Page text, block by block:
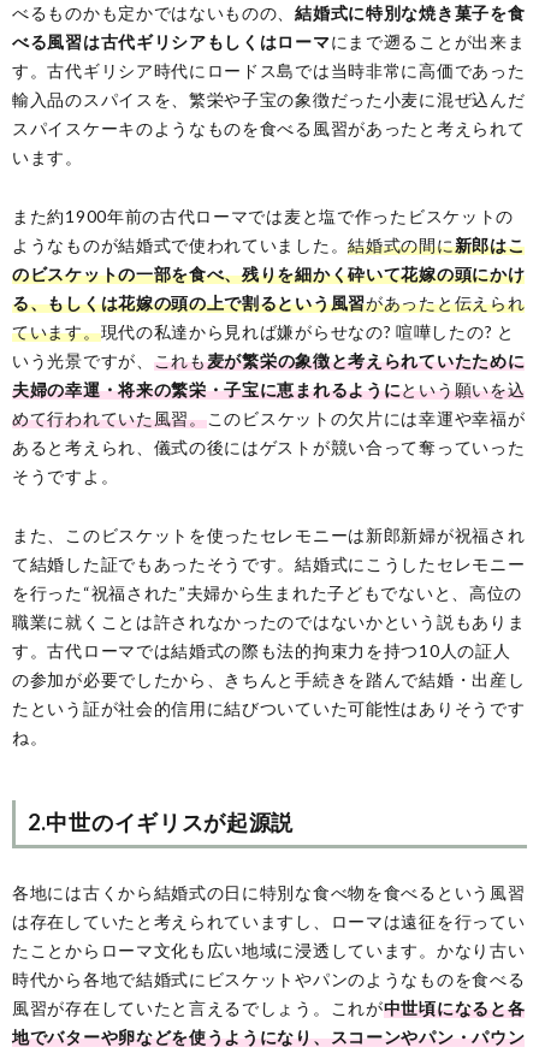
べるものかも定かではないものの、結婚式に特別な焼き菓子を食
べる風習は古代ギリシアもしくはローマにまで遡ることが出来ま
す。古代ギリシア時代にロードス島では当時非常に高価であった
輸入品のスパイスを、繁栄や子宝の象徴だった小麦に混ぜ込んだ
スパイスケーキのようなものを食べる風習があったと考えられて
います。
また約1900年前の古代ローマでは麦と塩で作ったビスケットの
ようなものが結婚式で使われていました。結婚式の間に新郎はこ
のビスケットの一部を食べ、残りを細かく砕いて花嫁の頭にかけ
る、もしくは花嫁の頭の上で割るという風習があったと伝えられ
ています。現代の私達から見れば嫌がらせなの? 喧嘩したの? と
いう光景ですが、 これも麦が繁栄の象徴と考えられていたために
夫婦の幸運・将来の繁栄・子宝に恵まれるようにという願いを込
めて行われていた風習。このビスケットの欠片には幸運や幸福が
あると考えられ、儀式の後にはゲストが競い合って奪っていった
そうですよ。
また、このビスケットを使ったセレモニーは新郎新婦が祝福され
て結婚した証でもあったそうです。結婚式にこうしたセレモニー
を行った“祝福された”夫婦から生まれた子どもでないと、高位の
職業に就くことは許されなかったのではないかという説もありま
す。古代ローマでは結婚式の際も法的拘束力を持つ10人の証人
の参加が必要でしたから、きちんと手続きを踏んで結婚・出産し
たという証が社会的信用に結びついていた可能性はありそうです
ね。
2.中世のイギリスが起源説
各地には古くから結婚式の日に特別な食べ物を食べるという風習
は存在していたと考えられていますし、ローマは遠征を行ってい
たことからローマ文化も広い地域に浸透しています。かなり古い
時代から各地で結婚式にビスケットやパンのようなものを食べる
風習が存在していたと言えるでしょう。これが中世頃になると各
地でバターや卵などを使うようになり、スコーンやパン・パウン